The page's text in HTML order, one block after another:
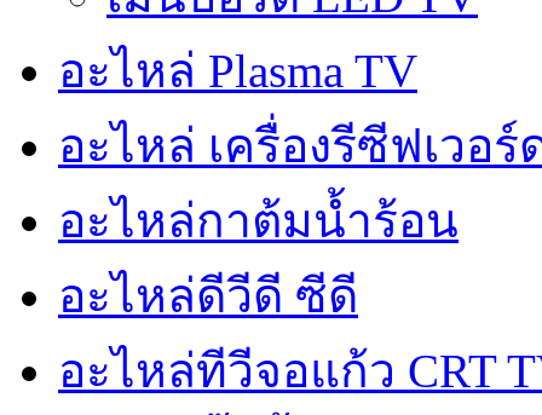
อะไหล่ Plasma TV
อะไหล่ เครื่องรีซีฟเวอร์
อะไหล่กาต้มน้ำร้อน
อะไหล่ดีวีดี ซีดี
อะไหล่ทีวีจอแก้ว CRT